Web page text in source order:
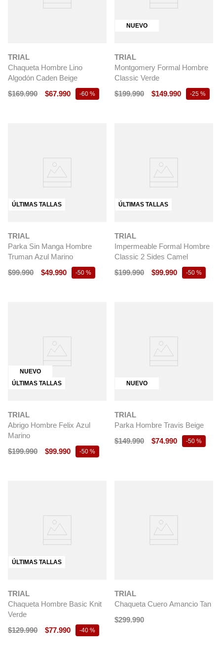
TRIAL
Chaqueta Hombre Lino
Algodón Caden Beige
$169.990 $67.990 -60 %
NUEVO
TRIAL
Montgomery Formal Hombre
Classic Verde
$199.990 $149.990 -25 %
ÚLTIMAS TALLAS
TRIAL
Parka Sin Manga Hombre
Truman Azul Marino
$99.990 $49.990 -50 %
ÚLTIMAS TALLAS
TRIAL
Impermeable Formal Hombre
Classic 2 Sides Camel
$199.990 $99.990 -50 %
NUEVO
ÚLTIMAS TALLAS
TRIAL
Abrigo Hombre Felix Azul
Marino
$199.990 $99.990 -50 %
NUEVO
TRIAL
Parka Hombre Travis Beige
$149.990 $74.990 -50 %
ÚLTIMAS TALLAS
TRIAL
Chaqueta Hombre Basic Knit
Verde
$129.990 $77.990 -40 %
TRIAL
Chaqueta Cuero Amancio Tan
$299.990